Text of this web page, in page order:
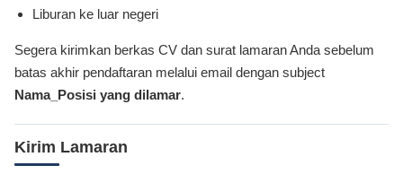
Liburan ke luar negeri
Segera kirimkan berkas CV dan surat lamaran Anda sebelum
batas akhir pendaftaran melalui email dengan subject
Nama_Posisi yang dilamar.
Kirim Lamaran